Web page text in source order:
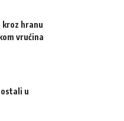
hranu
vrućina
u